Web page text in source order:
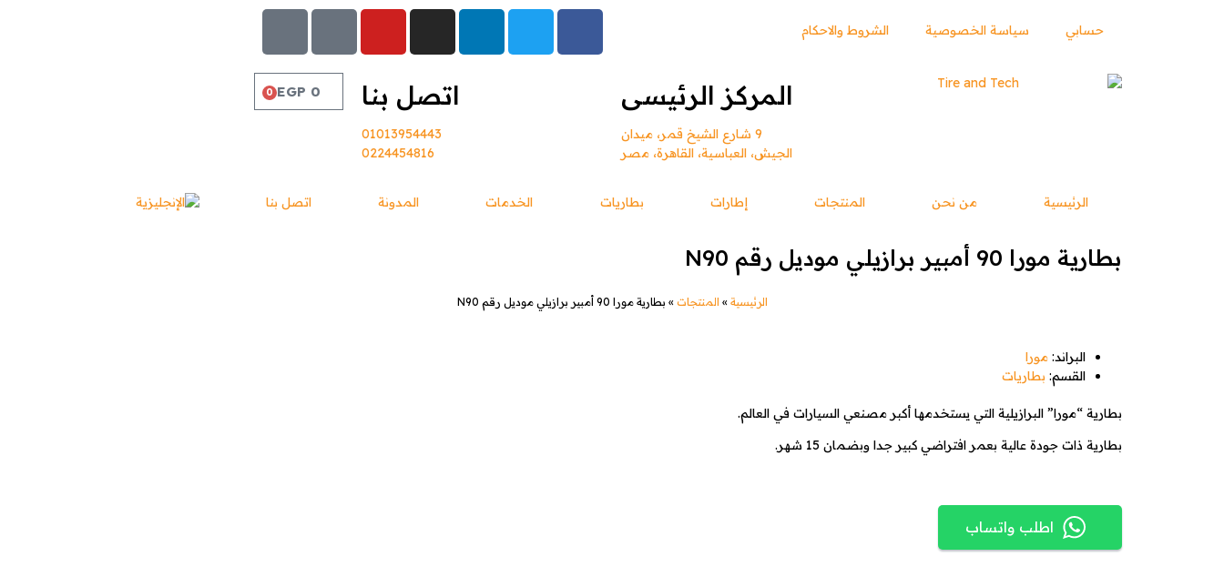
حسابي سياسة الخصوصية الشروط والاحكام
المركز الرئيسى
9 شارع الشيخ قمر، ميدان
الجيش، العباسية، القاهرة، مصر
اتصل بنا
01013954443
0224454816
EGP 0
0
الرئيسية من نحن المنتجات إطارات بطاريات الخدمات المدونة اتصل بنا
بطارية مورا 90 أمبير برازيلي موديل رقم N90
الرئيسية » المنتجات » بطارية مورا 90 أمبير برازيلي موديل رقم N90
البراند: مورا
القسم: بطاريات
بطارية “مورا” البرازيلية التي يستخدمها أكبر مصنعي السيارات في العالم.
بطارية ذات جودة عالية بعمر افتراضي كبير جدا وبضمان 15 شهر.
اطلب واتساب